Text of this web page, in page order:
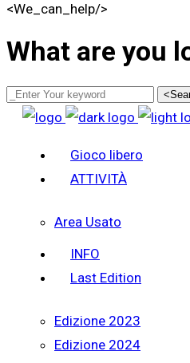
<We_can_help/>
What are you
Gioco libero
ATTIVITÀ
Area Usato
INFO
Last Edition
Edizione 2023
Edizione 2024